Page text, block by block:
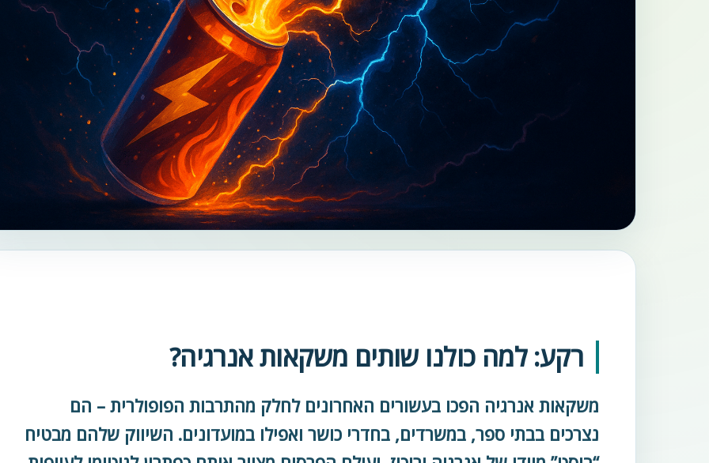
רקע: למה כולנו שותים משקאות אנרגיה?
משקאות אנרגיה הפכו בעשורים האחרונים לחלק מהתרבות הפופולרית – הם
נצרכים בבתי ספר, במשרדים, בחדרי כושר ואפילו במועדונים. השיווק שלהם מבטיח